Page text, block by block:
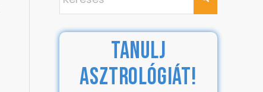
TANULJ
ASZTROLÓGIÁT!